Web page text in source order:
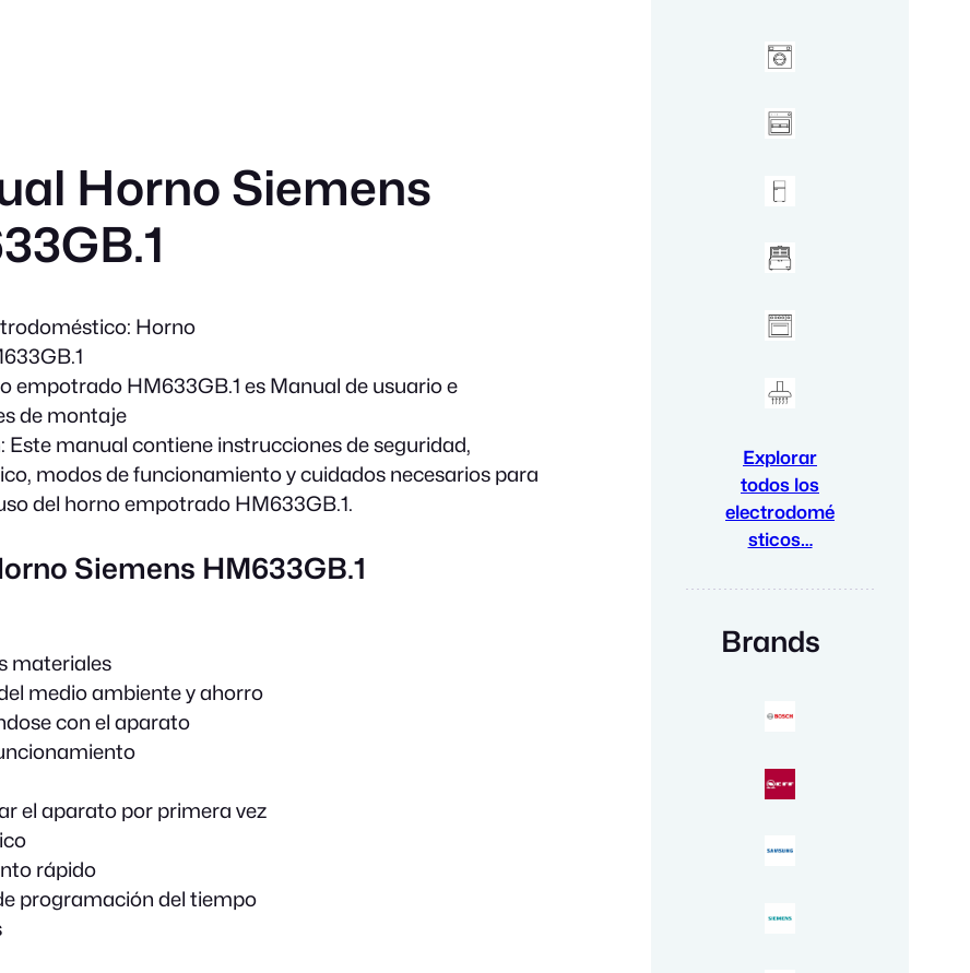
Horno Siemens
Horno
empotrado HM633GB.1 es Manual de usuario e
de montaje
Este manual contiene instrucciones de seguridad,
modos de funcionamiento y cuidados necesarios para
del horno empotrado HM633GB.1.
Siemens HM633GB.1
materiales
medio ambiente y ahorro
con el aparato
el aparato por primera vez
rápido
programación del tiempo
Explorar
todos los
electrodomé
sticos…
Brands